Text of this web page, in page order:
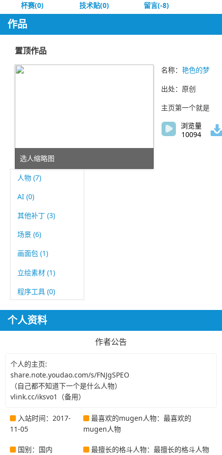
杯赛(0)
技术贴(0) 留言(-8)
作品
置顶作品
选人缩略图
名称： 艳色的梦
出处：原创
主页第一个就是
浏览量
10094
人物 (7)
AI (0)
其他补丁 (3)
场景 (6)
画面包 (1)
立绘素材 (1)
程序工具 (0)
个人资料
作者公告
个人的主页:
share.note.youdao.com/s/FNJgSPEO
（自己都不知道下一个是什么人物）
vlink.cc/iksvo1（备用）
入站时间：2017-
11-05
国别：国内
最喜欢的mugen人物：最喜欢的
mugen人物
最擅长的格斗人物：最擅长的格斗人物